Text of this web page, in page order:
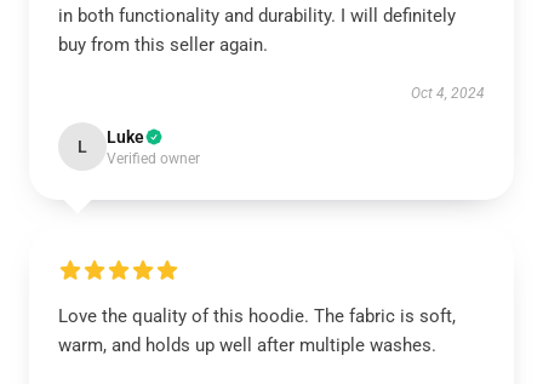
in both functionality and durability. I will definitely
buy from this seller again.
Oct 4, 2024
L Luke
Verified owner
Love the quality of this hoodie. The fabric is soft,
warm, and holds up well after multiple washes.